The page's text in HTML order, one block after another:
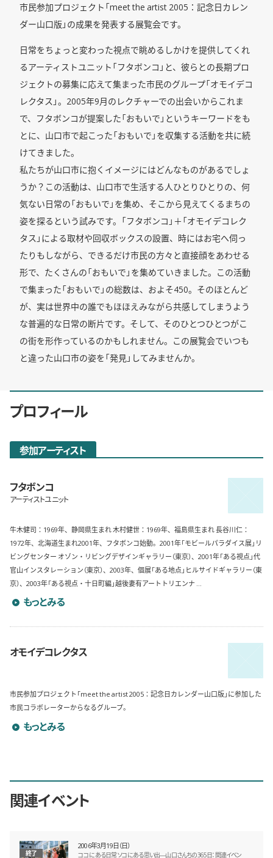
市民参加プロジェクト「meet the artist 2005：記念日カレン
ダー山口版」の成果を発表する展覧会です。
日常をちょっと変わった視点で眺めるしかけを提供してくれ
るアーティストユニット「フタボンコ」と、彼らとの長期プロ
ジェクトの募集に応えて集まった市民のグループ「オモイデコ
レクタス」。2005年9月のレクチャーでの出会いからこれま
で、フタボンコが提案した「おもいで」というキーワードをも
とに、山口市で起こった「おもいで」を収集する活動を共に続
けてきました。
私たちが山口市に抱くイメージにはどんなものがあるでしょ
うか？この活動は、山口市で生活する人ひとりひとりの、何
気ない日常の「おもいで」を集め、そこから見えてくるまちの
姿を探るという試みです。「フタボンコ」＋「オモイデコレク
タス」による取材や回収ボックスの設置、時にはお宅へ伺っ
たりもしながら、できるだけ市民の方々と直接顔をあわせる
形で、たくさんの「おもいで」を集めていきました。この活動
で集まった「おもいで」の総数は、およそ450。そのほとんど
が、実は世界中の誰でもほほえみながら共感してしまうよう
な普遍的な日常の断片です。そして、そのひとつひとつがこ
の街を形作っているのかもしれません。この展覧会でいつも
と違った山口市の姿を「発見」してみませんか。
プロフィール
参加アーティスト
フタボンコ
アーティストユニット
牛木健司：1969年、静岡県生まれ 木村健世：1969年、福島県生まれ 長谷川仁：
1972年、北海道生まれ2001年、フタボンコ始動。2001年「モビールパラダイス展」リ
ビングセンター オゾン・リビングデザインギャラリー（東京）、2001年「ある視点」代
官山インスタレーション（東京）、2003年、個展「ある地点」ヒルサイドギャラリー（東
京）、2003年「ある視点・十日町編」越後妻有アートトリエンナ ...
フタボンコのプロフィールを詳しく見る
もっとみる
オモイデコレクタス
市民参加プロジェクト「meet the artist 2005：記念日カレンダー山口版」に参加した
市民コラボレーターからなるグループ。
オモイデコレクタスのプロフィールを詳しく見る
もっとみる
関連イベント
2006年3月19日（日）
終了 ココにある日常 ソコにある思い出―山口さんちの365日：関連イベン